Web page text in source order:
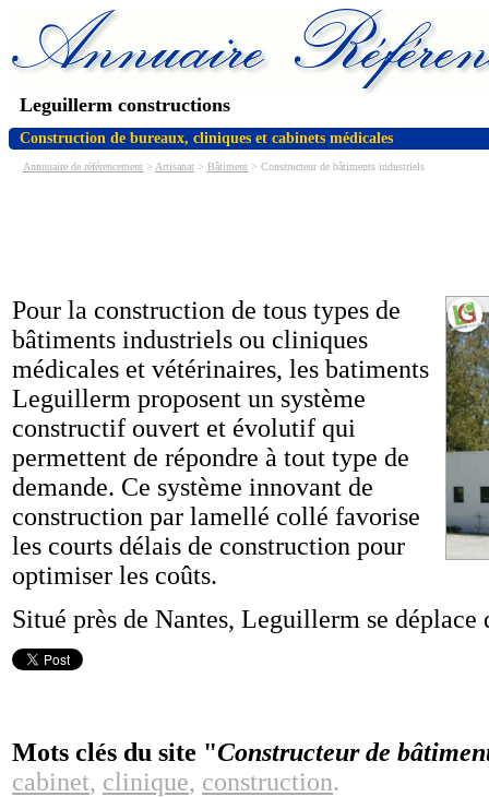
Leguillerm constructions
Construction de bureaux, cliniques et cabinets médicales
Annnuaire de référencement > Artisanat > Bâtiment > Constructeur de bâtiments industriels
Pour la construction de tous types de
bâtiments industriels ou cliniques
médicales et vétérinaires, les batiments
Leguillerm proposent un système
constructif ouvert et évolutif qui
permettent de répondre à tout type de
demande. Ce système innovant de
construction par lamellé collé favorise
les courts délais de construction pour
optimiser les coûts.
Situé près de Nantes, Leguillerm se déplace
Mots clés du site "Constructeur de
cabinet, clinique, construction.